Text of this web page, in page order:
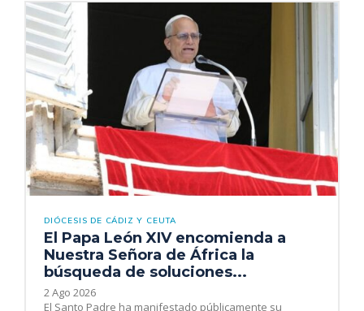
DIÓCESIS DE CÁDIZ Y CEUTA
El Papa León XIV encomienda a
Nuestra Señora de África la
búsqueda de soluciones...
2 Ago 2026
El Santo Padre ha manifestado públicamente su